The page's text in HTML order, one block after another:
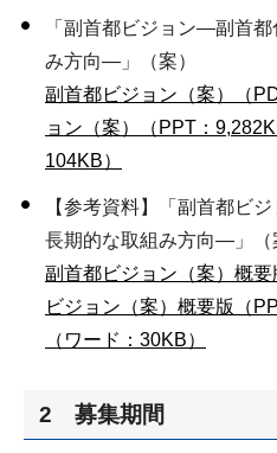
「副首都ビジョン―副首
み方向―」（案）
副首都ビジョン（案）（
ョン（案）（PPT：
104KB）
【参考資料】「副首都ビ
長期的な取組み方向―」（
副首都ビジョン（案）概要
ビジョン（案）概要版（
（ワード：30KB）
2 募集期間